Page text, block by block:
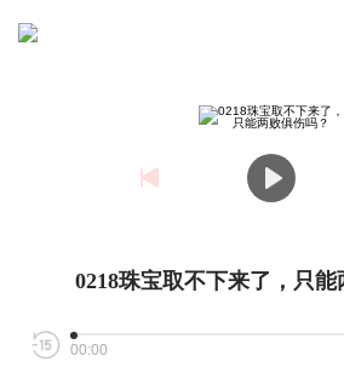
0218珠宝取不下来了，只能
00:00